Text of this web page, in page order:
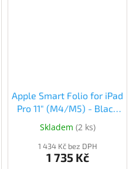
Apple Smart Folio for iPad
Pro 11" (M4/M5) - Black
(mw983zm/a)
(mw983zm/a)
Skladem (2 ks)
1 434 Kč bez DPH
1 735 Kč